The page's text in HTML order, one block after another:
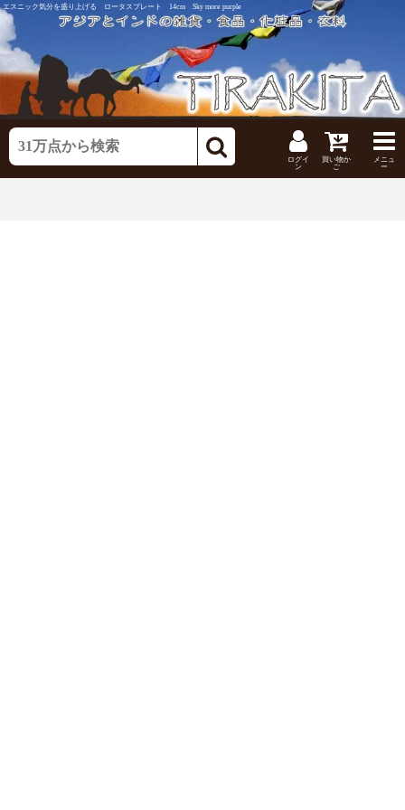
エスニック気分を盛り上げる ロータスプレート 14cm Sky more purple
ログイ
ン
買い物か
ご
メニュ
ー